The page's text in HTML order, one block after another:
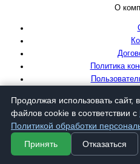
Продолжая использовать сайт,
файлов cookie в соответствии с
Политикой обработки
Принять
Отказаться
О
Политика
Как
Условия и
Гарантия